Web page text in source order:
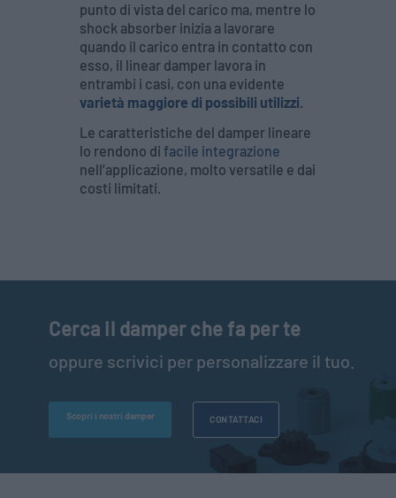
punto di vista del carico ma, mentre lo
shock absorber inizia a lavorare
quando il carico entra in contatto con
esso, il linear damper lavora in
entrambi i casi, con una evidente
varietà maggiore di possibili utilizzi.
Le caratteristiche del damper lineare
lo rendono di facile integrazione
nell’applicazione, molto versatile e dai
costi limitati.
Cerca il damper che fa per te
oppure scrivici per personalizzare il tuo.
Scopri i nostri damper CONTATTACI